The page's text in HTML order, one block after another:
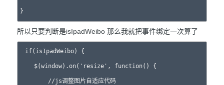
所以只要判断是isIpadWeibo 那么我就把事件绑定一次算了
if(isIpadWeibo) {